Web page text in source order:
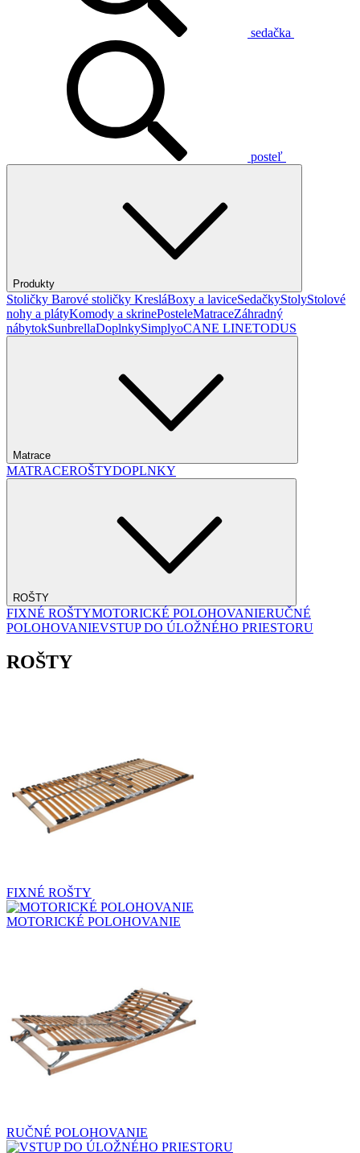
sedačka
posteľ
Produkty
Stoličky Barové stoličky KresláBoxy a laviceSedačkyStolyStolové
nohy a plátyKomody a skrinePosteleMatraceZáhradný
nábytokSunbrellaDoplnkySimplyoCANE LINETODUS
Matrace
MATRACEROŠTYDOPLNKY
ROŠTY
FIXNÉ ROŠTYMOTORICKÉ POLOHOVANIERUČNÉ
POLOHOVANIEVSTUP DO ÚLOŽNÉHO PRIESTORU
ROŠTY
FIXNÉ ROŠTY
MOTORICKÉ POLOHOVANIE
RUČNÉ POLOHOVANIE